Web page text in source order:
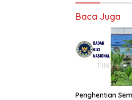
Baca Juga
Penghentian